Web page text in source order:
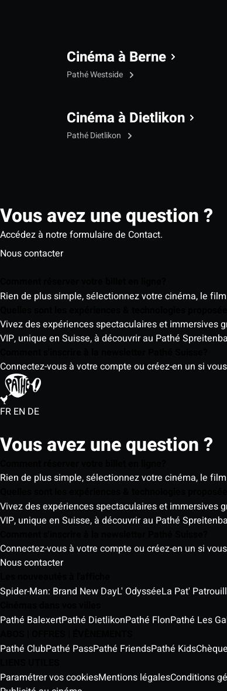
Cinéma à Berne
Pathé Westside
Cinéma à Dietlikon
Pathé Dietlikon
Vous avez une question ?
Accédez à notre formulaire de Contact.
Nous contacter
Rien de plus simple, sélectionnez votre cinéma, le
Vivez des expériences spectaculaires et immersives
VIP, unique en Suisse, à découvrir au Pathé
Connectez-vous à votre compte ou créez-en un si
FR EN DE
Vous avez une question ?
Rien de plus simple, sélectionnez votre cinéma, le
Vivez des expériences spectaculaires et immersives
VIP, unique en Suisse, à découvrir au Pathé
Connectez-vous à votre compte ou créez-en un si
Nous contacter
Spider-Man: Brand New DayL' OdysséeLa Pat'
Pathé BalexertPathé DietlikonPathé FlonPathé Les
Pathé ClubPathé PassPathé FriendsPathé Kids
Paramétrer vos cookiesMentions légalesConditions